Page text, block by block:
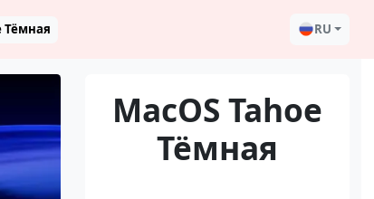
Тёмная RU
MacOS Tahoe
Тёмная